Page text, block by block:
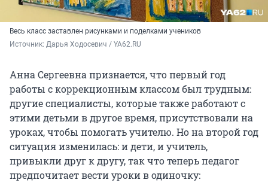
Весь класс заставлен рисунками и поделками учеников
Источник: Дарья Ходосевич / YA62.RU
Анна Сергеевна признается, что первый год
работы с коррекционным классом был трудным:
другие специалисты, которые также работают с
этими детьми в другое время, присутствовали на
уроках, чтобы помогать учителю. Но на второй год
ситуация изменилась: и дети, и учитель,
привыкли друг к другу, так что теперь педагог
предпочитает вести уроки в одиночку: